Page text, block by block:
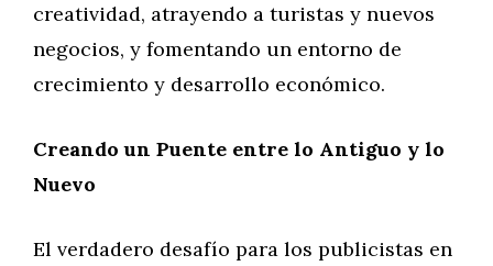
creatividad, atrayendo a turistas y nuevos
negocios, y fomentando un entorno de
crecimiento y desarrollo económico.
Creando un Puente entre lo Antiguo y lo
Nuevo
El verdadero desafío para los publicistas en